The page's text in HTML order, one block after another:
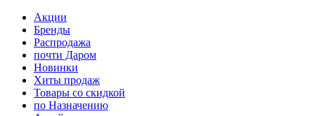
Акции
Бренды
Распродажа
почти Даром
Новинки
Хиты продаж
Товары со скидкой
по Назначению